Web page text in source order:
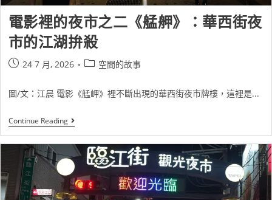
電影裡的夜市之二《艋舺》：華西街夜
市的江湖拚殺
24 7 月, 2026 空間的故事
圖/文：江晨 電影《艋岬》裡不斷出現的華西街夜市牌樓，這裡是...
Continue Reading